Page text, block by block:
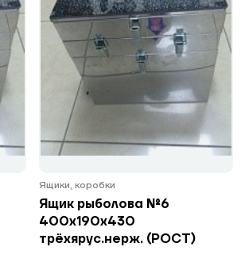
Ящики, коробки
Ящик рыболова №6
400x190x430
трёхярус.нерж. (РОСТ)